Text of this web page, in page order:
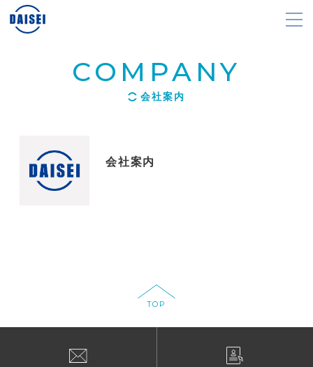
COMPANY
会社案内
会社案内
TOP